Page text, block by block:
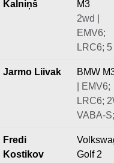
Kalniņš
M3
2wd |
EMV6;
LRC6; 5
Jarmo Liivak
BMW
| EMV6;
LRC6;
VABA-
Fredi
Kostikov
Golf 2